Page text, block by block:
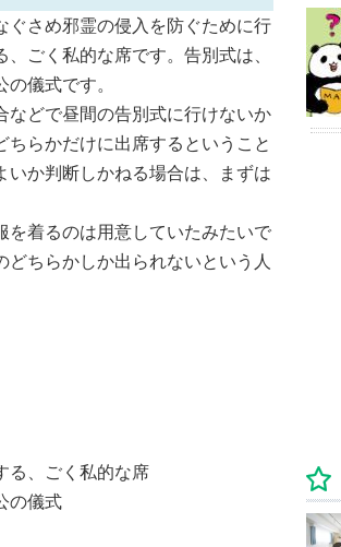
ぐさめ邪霊の侵入を防ぐために行
ごく私的な席です。告別式は、
儀式です。
などで昼間の告別式に行けないか
らかだけに出席するということ
いか判断しかねる場合は、まずは
を着るのは用意していたみたいで
ちらかしか出られないという人
る、ごく私的な席
の儀式